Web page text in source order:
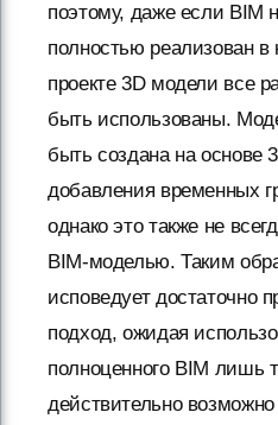
поэтому, даже если BIM
полностью реализован в
проекте 3D модели все
быть использованы.
быть создана на основе
добавления временных
однако это также не
BIM-моделью. Таким
исповедует достаточно
подход, ожидая
полноценного BIM лишь
действительно возможно